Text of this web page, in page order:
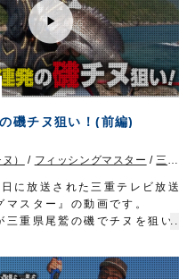
ッパー
ート
タイストレート/カーリー
ングなど
ラス 三重テレビ放送 毎週
分～23時00分放送
http://ownertv.jp/
website
磯チヌ狙い！(前編)
） / フィッシングマスター / 三重県
に放送された三重テレビ放送
マスター』の動画です。
三重県尾鷲の磯でチヌを狙い
、良型チヌを連発！
ガチヌ、インブライトチヌ